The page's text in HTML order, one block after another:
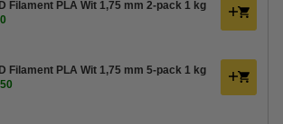
Filament PLA Wit 1,75 mm 2-pack 1 kg
Filament PLA Wit 1,75 mm 5-pack 1 kg